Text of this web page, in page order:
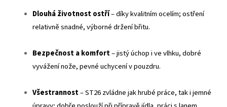
Dlouhá životnost ostří– díky kvalitním ocelím; ostření
relativně snadné, výborné držení břitu.
Bezpečnost a komfort– jistý úchop i ve vlhku, dobré
vyvážení nože, pevné uchycení v pouzdru.
Všestrannost– ST26 zvládne jak hrubé práce, tak i jemné